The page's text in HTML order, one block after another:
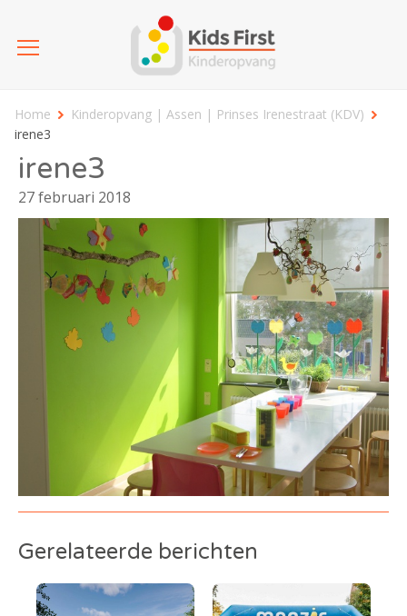
Home
Kinderopvang | Assen | Prinses Irenestraat (KDV)
irene3
irene3
27 februari 2018
Gerelateerde berichten